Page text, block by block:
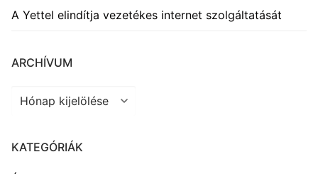
A Yettel elindítja vezetékes internet szolgáltatását
ARCHÍVUM
Archívum
KATEGÓRIÁK